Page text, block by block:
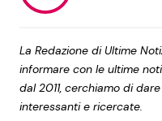
La Redazione di Ultime
informare con le ultime
dal 2011, cerchiamo di
interessanti e ricercate.